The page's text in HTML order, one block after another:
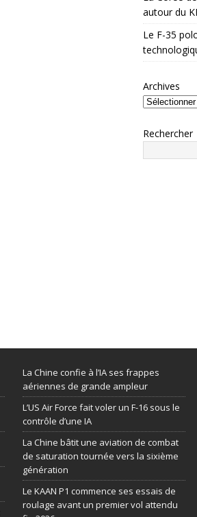
autour du
Le F-35
Archives
Rechercher
La Chine confie à l’IA ses frappes
aériennes de grande ampleur
L’US Air Force fait voler un F-16 sous le
contrôle d’une IA
La Chine bâtit une aviation de combat
de saturation tournée vers la sixième
génération
Le KAAN P1 commence ses essais de
roulage avant un premier vol attendu